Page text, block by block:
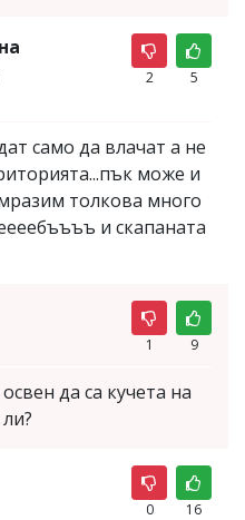
2 5
само да влачат а не
може и
толкова много
и скапаната
1 9
да са кучета на
0 16